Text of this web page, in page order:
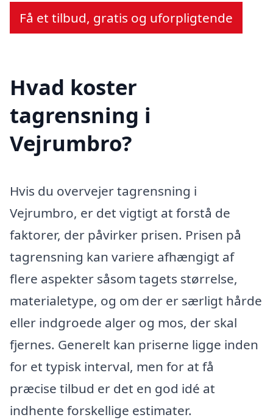
Få et tilbud, gratis og uforpligtende
Hvad koster
tagrensning i
Vejrumbro?
Hvis du overvejer tagrensning i
Vejrumbro, er det vigtigt at forstå de
faktorer, der påvirker prisen. Prisen på
tagrensning kan variere afhængigt af
flere aspekter såsom tagets størrelse,
materialetype, og om der er særligt hårde
eller indgroede alger og mos, der skal
fjernes. Generelt kan priserne ligge inden
for et typisk interval, men for at få
præcise tilbud er det en god idé at
indhente forskellige estimater.